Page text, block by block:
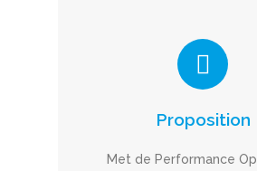
Proposition
Met de Performance